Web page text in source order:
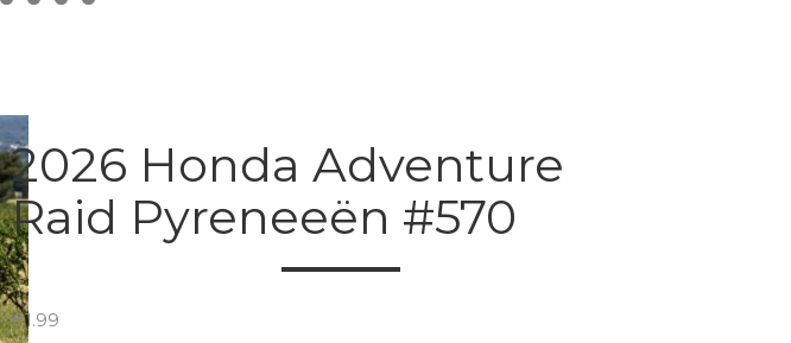
2026 Honda Adventure
Raid Pyreneeën #570
€1.99